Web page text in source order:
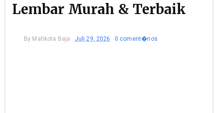
Lembar Murah & Terbaik
By Mahkota Baja Juli 29, 2026 0 coment�rios